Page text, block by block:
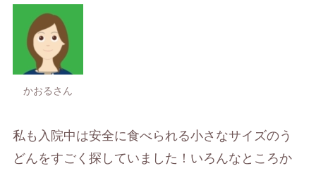
かおるさん
私も入院中は安全に食べられる小さなサイズのう
どんをすごく探していました！いろんなところか